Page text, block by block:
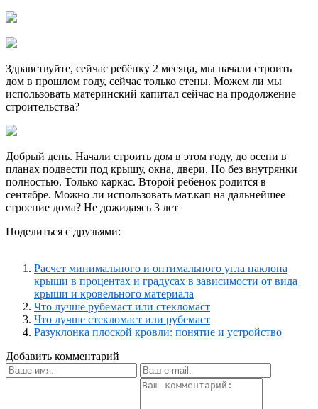
Здравствуйте, сейчас ребёнку 2 месяца, мы начали строить
дом в прошлом году, сейчас только стены. Можем ли мы
использовать материнский капитал сейчас на продолжение
строительства?
Добрый день. Начали строить дом в этом году, до осени в
планах подвести под крышу, окна, двери. Но без внутрянки
полностью. Только каркас. Второй ребенок родится в
сентябре. Можно ли использовать мат.кап на дальнейшее
строение дома? Не дожидаясь 3 лет
Поделиться с друзьями:
Расчет минимального и оптимального угла наклона
крыши в процентах и градусах в зависимости от вида
крыши и кровельного материала
Что лучше рубемаст или стекломаст
Что лучше стекломаст или рубемаст
Разуклонка плоской кровли: понятие и устройство
Добавить комментарий